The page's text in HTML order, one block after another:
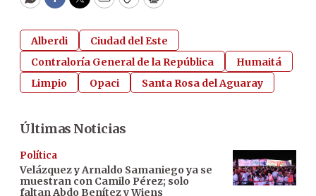
WhatsApp
Facebook
Twitter
EmailCopyPrint
Alberdi
Ciudad del Este
Contraloría General de la República
Humaitá
Limpio
Opaci Santa Rosa del Aguaray
Últimas Noticias
Política
Velázquez y Arnaldo Samaniego ya se
muestran con Camilo Pérez; solo
faltan Abdo Benítez y Wiens